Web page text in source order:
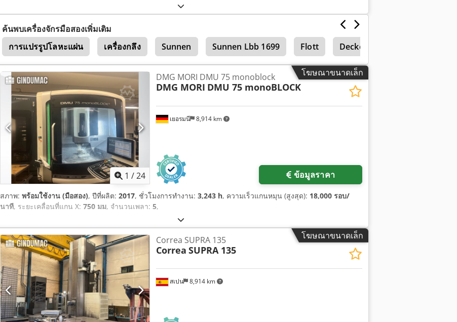
ค้นพบเครื่องจักรมือสองเพิ่มเติม
การแปรรูปโลหะแผ่น
เครื่องกลึง Sunnen Sunnen Lbb 1699 Flott Deckel Maho
โฆษณาขนาดเล็ก
1 /24
เยอรมนี 8,914 km
DMG MORI DMU 75 monoblock
DMG MORI DMU 75 monoBLOCK
ข้อมูลราคา
สภาพ: พร้อมใช้งาน (มือสอง), ปีที่ผลิต: 2017, ชั่วโมงการทำงาน: 3,243 h, ความเร็วแกนหมุน (สูงสุด): 18,000 รอบ/
นาที, ระยะเคลื่อนที่แกน X: 750 มม, จำนวนเพลา: 5,
โฆษณาขนาดเล็ก
สเปน 8,914 km
Correa SUPRA 135
Correa SUPRA 135